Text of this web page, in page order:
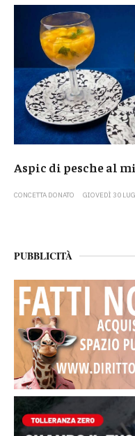
Aspic di pesche al
CONCETTA DONATO GIOVEDÌ 30
PUBBLICITÀ